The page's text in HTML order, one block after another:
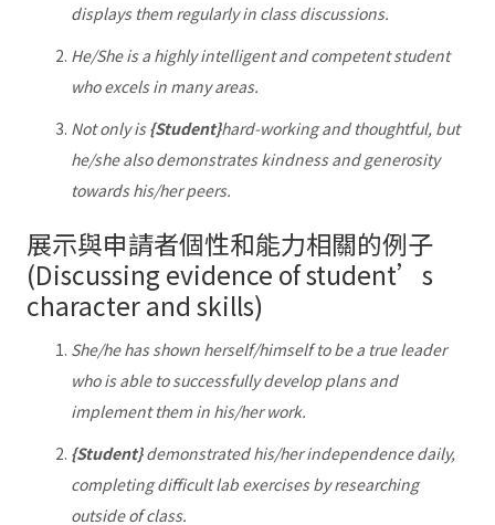
displays them regularly in class discussions.
He/She is a highly intelligent and competent student
who excels in many areas.
Not only is{Student}hard-working and thoughtful, but
he/she also demonstrates kindness and generosity
towards his/her peers.
展示與申請者個性和能力相關的例子
(Discussing evidence of student’s
character and skills)
She/he has shown herself/himself to be a true leader
who is able to successfully develop plans and
implement them in his/her work.
{Student}demonstrated his/her independence daily,
completing difficult lab exercises by researching
outside of class.